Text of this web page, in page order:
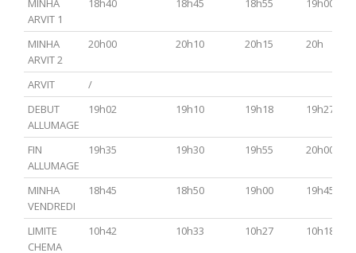
MINHA
ARVIT 1
18h40 18h45 18h55 19h00
MINHA
ARVIT 2
20h00 20h10 20h15 20h
ARVIT
/
DEBUT
ALLUMAGE
19h02 19h10 19h18 19h27
FIN
ALLUMAGE
19h35 19h30 19h55 20h00
MINHA
VENDREDI
18h45 18h50 19h00 19h45
LIMITE
CHEMA
10h42 10h33 10h27 10h18